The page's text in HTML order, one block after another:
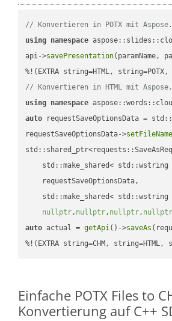
// Konvertieren in POTX mit
using namespace
api->savePresentation(paramName,
// Konvertieren in HTML mit
using namespace
auto requestSaveOptionsData =
requestSaveOptionsData->setFileName
std::make_shared< std::wstring
    requestSaveOptionsData,
std::make_shared< std::wstring
nullptr, nullptr, nullptr, nullptr
auto actual = getApi()->saveAs
%!(EXTRA string=CHM, string=HTML,
Einfache POTX Files to
Konvertierung auf C++